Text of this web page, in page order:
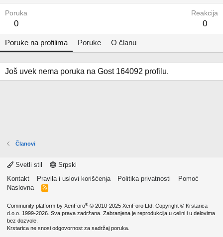
Poruka
0
Reakcija
0
Poruke na profilima Poruke O članu
Još uvek nema poruka na Gost 164092 profilu.
Članovi
Svetli stil
Srpski
Kontakt
Pravila i uslovi korišćenja Politika privatnosti
Pomoć
Naslovna
R
Community platform by XenForo® © 2010-2025 XenForo Ltd. Copyright © Krstarica
d.o.o. 1999-2026. Sva prava zadržana. Zabranjena je reprodukcija u celini i u delovima
bez dozvole.
Krstarica ne snosi odgovornost za sadržaj poruka.